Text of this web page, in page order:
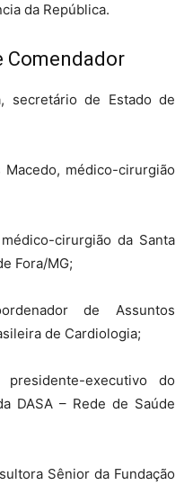
da República.
Comendador
secretário de Estado de
médico-cirurgião
cirurgião da Santa
Fora/MG;
de Assuntos
de Cardiologia;
executivo do
DASA – Rede de Saúde
Sênior da Fundação